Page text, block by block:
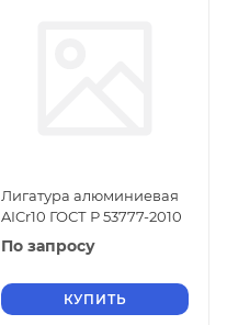
Лигатура алюминиевая
AICr10 ГОСТ Р 53777-2010
По запросу
КУПИТЬ